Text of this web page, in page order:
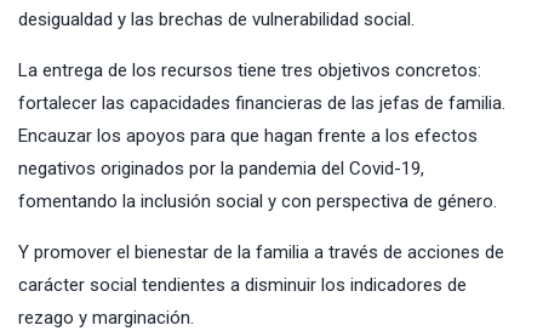
desigualdad y las brechas de vulnerabilidad social.
La entrega de los recursos tiene tres objetivos concretos:
fortalecer las capacidades financieras de las jefas de familia.
Encauzar los apoyos para que hagan frente a los efectos
negativos originados por la pandemia del Covid-19,
fomentando la inclusión social y con perspectiva de género.
Y promover el bienestar de la familia a través de acciones de
carácter social tendientes a disminuir los indicadores de
rezago y marginación.